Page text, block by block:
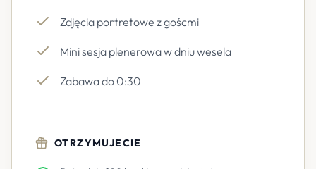
Zdjęcia portretowe z goścmi
Mini sesja plenerowa w dniu wesela
Zabawa do 0:30
OTRZYMUJECIE